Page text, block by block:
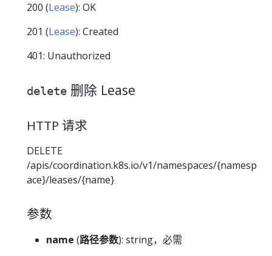
200 (Lease): OK
201 (Lease): Created
401: Unauthorized
delete 删除 Lease
HTTP 请求
DELETE
/apis/coordination.k8s.io/v1/namespaces/{namesp
ace}/leases/{name}
参数
name (路径参数): string，必需